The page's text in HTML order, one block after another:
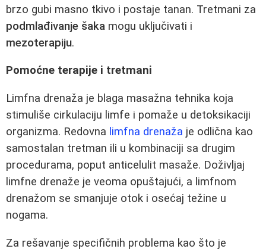
brzo gubi masno tkivo i postaje tanan. Tretmani za
podmlađivanje šaka mogu uključivati i
mezoterapiju.
Pomoćne terapije i tretmani
Limfna drenaža je blaga masažna tehnika koja
stimuliše cirkulaciju limfe i pomaže u detoksikaciji
organizma. Redovna limfna drenaža je odlična kao
samostalan tretman ili u kombinaciji sa drugim
procedurama, poput anticelulit masaže. Doživljaj
limfne drenaže je veoma opuštajući, a limfnom
drenažom se smanjuje otok i osećaj težine u
nogama.
Za rešavanje specifičnih problema kao što je